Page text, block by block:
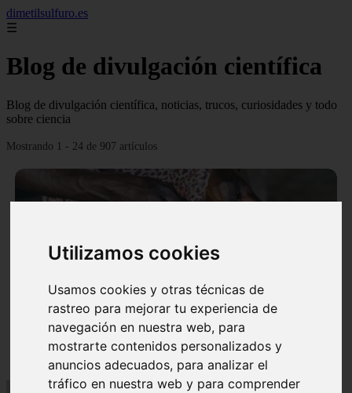
Utilizamos cookies
Usamos cookies y otras técnicas de
rastreo para mejorar tu experiencia de
navegación en nuestra web, para
mostrarte contenidos personalizados y
anuncios adecuados, para analizar el
tráfico en nuestra web y para comprender
dimetilsulfuro.es
☰
Blog de divulgación científica
Blog de divulgación científica, noticias, trucos, curiosidades y todo
sobre ciencia
Mostrando 1 - 24 de 907 artículos
En África harán lo que parecía imposible: Utilizarán
moléculas de agua para cocinar sus alimentos